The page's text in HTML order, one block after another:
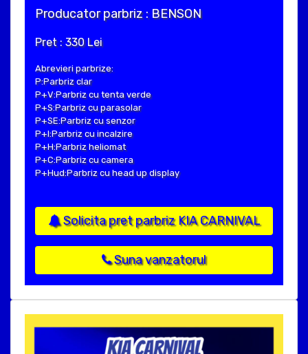
Producator parbriz : BENSON
Pret : 330 Lei
Abrevieri parbrize:
P:Parbriz clar
P+V:Parbriz cu tenta verde
P+S:Parbriz cu parasolar
P+SE:Parbriz cu senzor
P+I:Parbriz cu incalzire
P+H:Parbriz heliomat
P+C:Parbriz cu camera
P+Hud:Parbriz cu head up display
Solicita pret parbriz KIA CARNIVAL
Suna vanzatorul